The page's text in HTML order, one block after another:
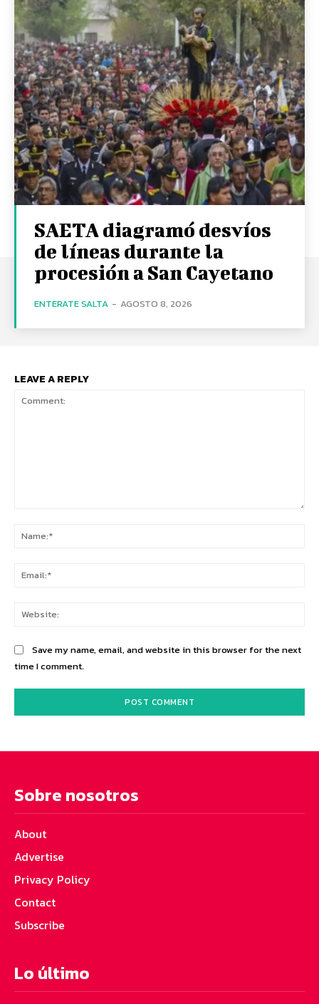
SAETA diagramó desvíos
de líneas durante la
procesión a San Cayetano
ENTERATE SALTA - AGOSTO 8, 2026
LEAVE A REPLY
Save my name, email, and website in this browser for the next
time I comment.
Sobre nosotros
About
Advertise
Privacy Policy
Contact
Subscribe
Lo último